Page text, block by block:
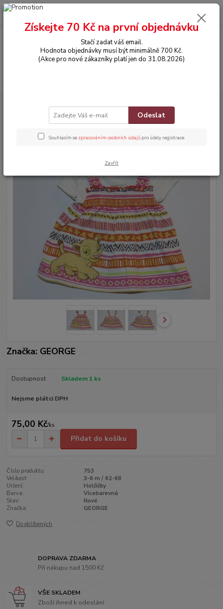
0,00 Kč
OBLEČENÍ Šatičky
Šatičky
Značka: GEORGE
Dostupnost Skladem 1 ks
Nejsme plátci DPH
75,00 Kč/ks
Přidat do košíku
Číslo produktu:
753
Velikost:
3-6 m / 62-68
Určení:
Holčičky
Barva:
Vícebarevná
Stav:
Nové
Značka:
GEORGE
Do oblíbených
DOPRAVA ZDARMA
Při nákupu nad 1500 Kč
VŠE SKLADEM
Zboží ihned k odeslání
Získejte 70 Kč na první objednávku
Stačí zadat váš email.
Hodnota objednávky musí být minimálně 700 Kč.
(Akce pro nové zákazníky platí jen do 31.08.2026)
Odeslat
Souhlasím se zpracováním osobních údajů pro účely registrace.
Zavřít